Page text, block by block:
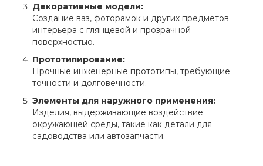
Декоративные модели:
Создание ваз, фоторамок и других предметов
интерьера с глянцевой и прозрачной
поверхностью.
Прототипирование:
Прочные инженерные прототипы, требующие
точности и долговечности.
Элементы для наружного применения:
Изделия, выдерживающие воздействие
окружающей среды, такие как детали для
садоводства или автозапчасти.